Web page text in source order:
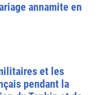
annamite en
et les
pendant la